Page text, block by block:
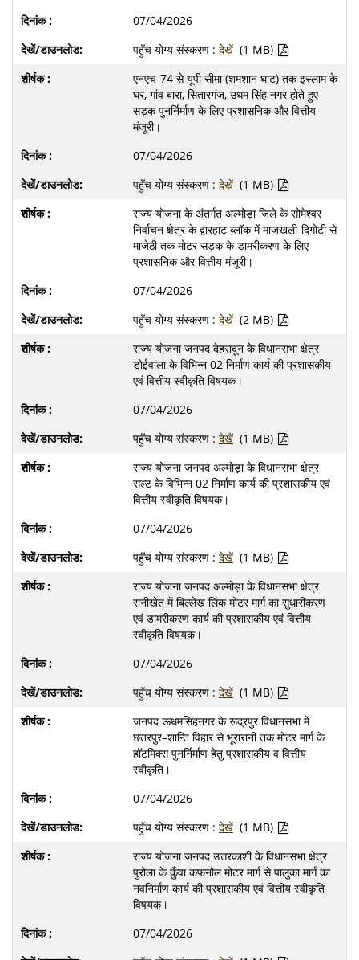
07/04/2026
पहुँच योग्य संस्करण : देखें (1 MB)
एनएच-74 से यूपी सीमा (शमशान घाट) तक इस्लाम के
घर, गांव बारा, सितारगंज, उधम सिंह नगर होते हुए
सड़क पुनर्निर्माण के लिए प्रशासनिक और वित्तीय
मंजूरी।
07/04/2026
पहुँच योग्य संस्करण : देखें (1 MB)
राज्य योजना के अंतर्गत अल्मोड़ा जिले के सोमेश्वर
निर्वाचन क्षेत्र के द्वारहाट ब्लॉक में माजखली-दिगोटी से
माजेठी तक मोटर सड़क के डामरीकरण के लिए
प्रशासनिक और वित्तीय मंजूरी।
07/04/2026
पहुँच योग्य संस्करण : देखें (2 MB)
राज्य योजना जनपद देहरादून के विधानसभा क्षेत्र
डोईवाला के विभिन्न 02 निर्माण कार्य की प्रशासकीय
एवं वित्तीय स्वीकृति विषयक।
07/04/2026
पहुँच योग्य संस्करण : देखें (1 MB)
राज्य योजना जनपद अल्मोड़ा के विधानसभा क्षेत्र
सल्ट के विभिन्न 02 निर्माण कार्य की प्रशासकीय एवं
वित्तीय स्वीकृति विषयक।
07/04/2026
पहुँच योग्य संस्करण : देखें (1 MB)
राज्य योजना जनपद अल्मोड़ा के विधानसभा क्षेत्र
रानीखेत में बिल्लेख लिंक मोटर मार्ग का सुधारीकरण
एवं डामरीकरण कार्य की प्रशासकीय एवं वित्तीय
स्वीकृति विषयक।
07/04/2026
पहुँच योग्य संस्करण : देखें (1 MB)
जनपद ऊधमसिंहनगर के रूद्रपुर विधानसभा में
छतरपुर–शान्ति विहार से भूरारानी तक मोटर मार्ग के
हॉटमिक्स पुनर्निर्माण हेतु प्रशासकीय व वित्तीय
स्वीकृति।
07/04/2026
पहुँच योग्य संस्करण : देखें (1 MB)
राज्य योजना जनपद उत्तरकाशी के विधानसभा क्षेत्र
पुरोला के कुँवा कफनौल मोटर मार्ग से पालुका मार्ग का
नवनिर्माण कार्य की प्रशासकीय एवं वित्तीय स्वीकृति
विषयक।
07/04/2026